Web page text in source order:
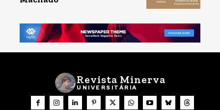
Revista Minerva
UNIVERSITÁRIA